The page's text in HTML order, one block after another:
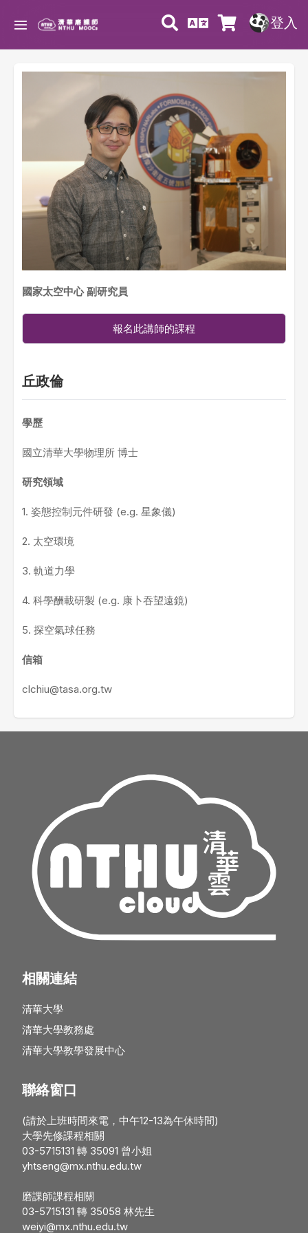
登入
國家太空中心 副研究員
報名此講師的課程
丘政倫
學歷
國立清華大學物理所 博士
研究領域
1. 姿態控制元件研發 (e.g. 星象儀)
2. 太空環境
3. 軌道力學
4. 科學酬載研製 (e.g. 康卜吞望遠鏡)
5. 探空氣球任務
信箱
clchiu@tasa.org.tw
相關連結
清華大學
清華大學教務處
清華大學教學發展中心
聯絡窗口
(請於上班時間來電，中午12-13為午休時間)
大學先修課程相關
03-5715131 轉 35091 曾小姐
yhtseng@mx.nthu.edu.tw
磨課師課程相關
03-5715131 轉 35058 林先生
weiyi@mx.nthu.edu.tw